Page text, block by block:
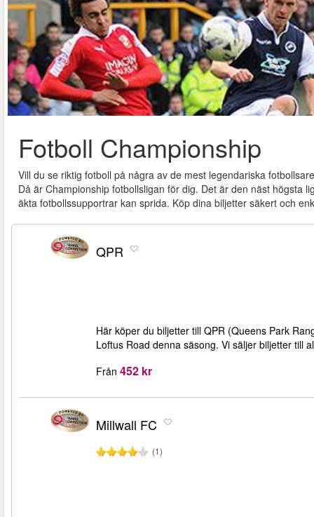
Fotboll Championship
Vill du se riktig fotboll på några av de mest legendariska
Då är Championship fotbollsligan för dig. Det är den näst högsta
äkta fotbollssupportrar kan sprida. Köp dina biljetter säkert och
QPR
Här köper du biljetter till QPR (Queens Park
Loftus Road denna säsong. Vi säljer biljetter till
Från 452 kr
Millwall FC
(1)